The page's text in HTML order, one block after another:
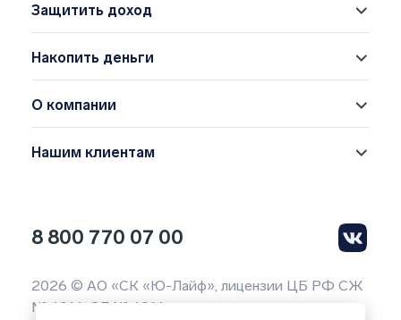
Защитить доход
Накопить деньги
О компании
Нашим клиентам
8 800 770 07 00
2026 © АО «СК «Ю-Лайф», лицензии ЦБ РФ СЖ
№ 4014, СЛ № 4014